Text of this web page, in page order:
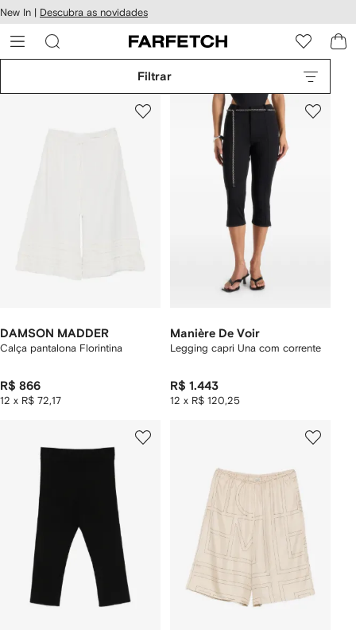
o
New In | Descubra as novidades
Filtrar
DAMSON MADDER
Calça pantalona Florintina
R$ 866
12 x R$ 72,17
Manière De Voir
Legging capri Una com corrente
R$ 1.443
12 x R$ 120,25